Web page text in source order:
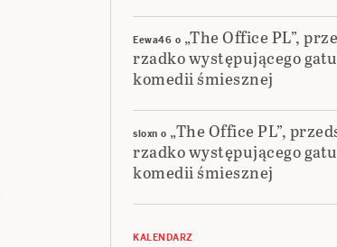
Eewa46 o „The Office PL”,
rzadko występującego
komedii śmiesznej
sloxn o „The Office PL”,
rzadko występującego
komedii śmiesznej
KALENDARZ